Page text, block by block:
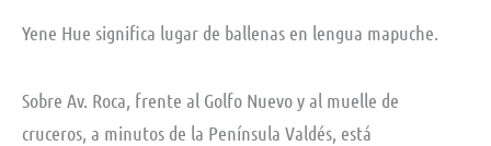
Yene Hue significa lugar de ballenas en lengua mapuche.
Sobre Av. Roca, frente al Golfo Nuevo y al muelle de
cruceros, a minutos de la Península Valdés, está